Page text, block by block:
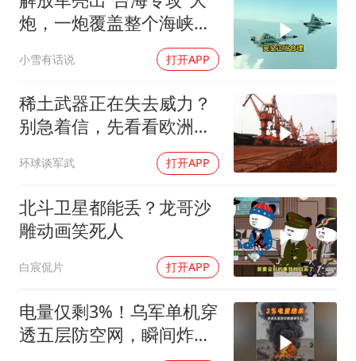
习近平心系体育强国建设
炮，一炮覆盖整个海峡，
小雪有话说 打开APP
稀土武器正在失去威力？
别急着信，先看看欧洲军
环球谈军武 打开APP
北斗卫星都能丢？龙哥沙
雕动画笑死人
白宸侃片 打开APP
电量仅剩3%！乌军单机穿
透五层防空网，瞬间炸飞